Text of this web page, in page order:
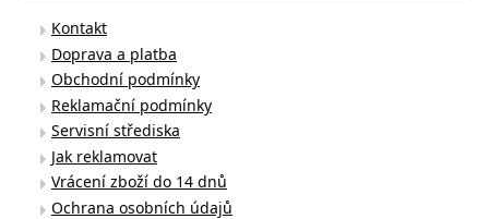
Kontakt
Doprava a platba
Obchodní podmínky
Reklamační podmínky
Servisní střediska
Jak reklamovat
Vrácení zboží do 14 dnů
Ochrana osobních údajů